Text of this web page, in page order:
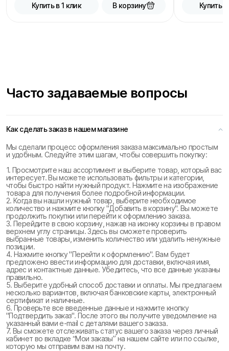
Купить в 1 клик В корзину Купить в
Часто задаваемые вопросы
Как сделать заказ в нашем магазине
Мы сделали процесс оформления заказа максимально простым
и удобным. Следуйте этим шагам, чтобы совершить покупку:
1. Просмотрите наш ассортимент и выберите товар, который вас
интересует. Вы можете использовать фильтры и категории,
чтобы быстро найти нужный продукт. Нажмите на изображение
товара для получения более подробной информации.
2. Когда вы нашли нужный товар, выберите необходимое
количество и нажмите кнопку "Добавить в корзину". Вы можете
продолжить покупки или перейти к оформлению заказа.
3. Перейдите в свою корзину, нажав на иконку корзины в правом
верхнем углу страницы. Здесь вы сможете проверить
выбранные товары, изменить количество или удалить ненужные
позиции.
4. Нажмите кнопку "Перейти к оформлению". Вам будет
предложено ввести информацию для доставки, включая имя,
адрес и контактные данные. Убедитесь, что все данные указаны
правильно.
5. Выберите удобный способ доставки и оплаты. Мы предлагаем
несколько вариантов, включая банковские карты, электронный
сертификат и наличные.
6. Проверьте все введенные данные и нажмите кнопку
"Подтвердить заказ". После этого вы получите уведомление на
указанный вами e-mail с деталями вашего заказа.
7. Вы сможете отслеживать статус вашего заказа через личный
кабинет во вкладке “Мои заказы” на нашем сайте или по ссылке,
которую мы отправим вам на почту.